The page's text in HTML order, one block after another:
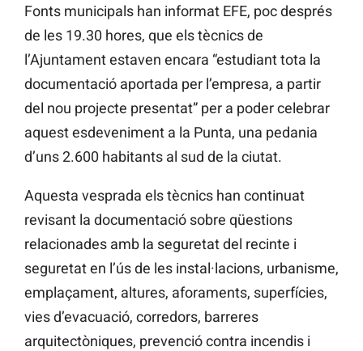
Fonts municipals han informat EFE, poc després
de les 19.30 hores, que els tècnics de
l’Ajuntament estaven encara “estudiant tota la
documentació aportada per l’empresa, a partir
del nou projecte presentat” per a poder celebrar
aquest esdeveniment a la Punta, una pedania
d’uns 2.600 habitants al sud de la ciutat.
Aquesta vesprada els tècnics han continuat
revisant la documentació sobre qüestions
relacionades amb la seguretat del recinte i
seguretat en l’ús de les instal·lacions, urbanisme,
emplaçament, altures, aforaments, superfícies,
vies d’evacuació, corredors, barreres
arquitectòniques, prevenció contra incendis i